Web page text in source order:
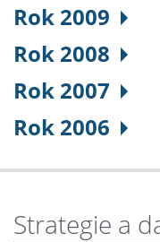
Rok 2009
Rok 2008
Rok 2007
Rok 2006
Strategie a